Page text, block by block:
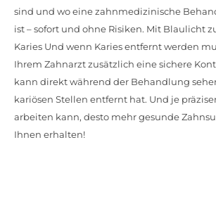
sind und wo eine zahnmedizinische
ist – sofort und ohne Risiken. Mit Blaulicht
Karies Und wenn Karies entfernt werden
Ihrem Zahnarzt zusätzlich eine sichere
kann direkt während der Behandlung
kariösen Stellen entfernt hat. Und je
arbeiten kann, desto mehr gesunde
Ihnen erhalten!